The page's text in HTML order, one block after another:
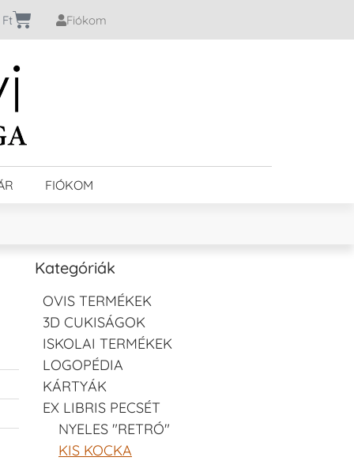
Ft Fiókom
FIÓKOM
Kategóriák
OVIS TERMÉKEK
3D CUKISÁGOK
ISKOLAI TERMÉKEK
LOGOPÉDIA
KÁRTYÁK
EX LIBRIS PECSÉT
NYELES "RETRÓ"
KIS KOCKA